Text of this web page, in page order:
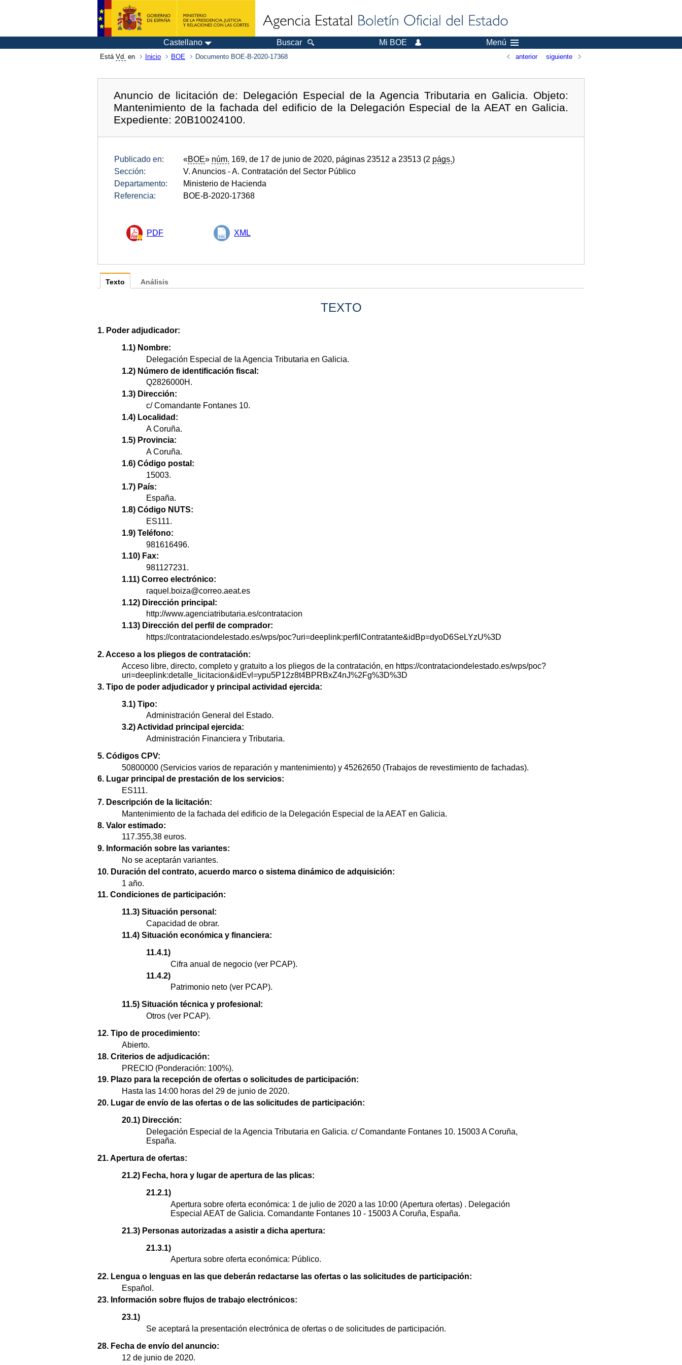
Castellano Buscar Mi BOE Menú
Está Vd. en Inicio BOE Documento BOE-B-2020-17368 anterior siguiente
Anuncio de licitación de: Delegación Especial de la Agencia Tributaria en Galicia. Objeto:
Mantenimiento de la fachada del edificio de la Delegación Especial de la AEAT en Galicia.
Expediente: 20B10024100.
Publicado en: «BOE» núm. 169, de 17 de junio de 2020, páginas 23512 a 23513 (2 págs.)
Sección:
V. Anuncios - A. Contratación del Sector Público
Departamento:
Ministerio de Hacienda
Referencia:
BOE-B-2020-17368
PDF XML
Texto
TEXTO
1. Poder adjudicador:
1.1) Nombre:
Delegación Especial de la Agencia Tributaria en Galicia.
1.2) Número de identificación fiscal:
Q2826000H.
1.3) Dirección:
c/ Comandante Fontanes 10.
1.4) Localidad:
A Coruña.
1.5) Provincia:
A Coruña.
1.6) Código postal:
15003.
1.7) País:
España.
1.8) Código NUTS:
ES111.
1.9) Teléfono:
981616496.
1.10) Fax:
981127231.
1.11) Correo electrónico:
raquel.boiza@correo.aeat.es
1.12) Dirección principal:
http://www.agenciatributaria.es/contratacion
1.13) Dirección del perfil de comprador:
https://contrataciondelestado.es/wps/poc?uri=deeplink:perfilContratante&idBp=dyoD6SeLYzU%3D
2. Acceso a los pliegos de contratación:
Acceso libre, directo, completo y gratuito a los pliegos de la contratación, en https://contrataciondelestado.es/wps/poc?
uri=deeplink:detalle_licitacion&idEvl=ypu5P12z8t4BPRBxZ4nJ%2Fg%3D%3D
3. Tipo de poder adjudicador y principal actividad ejercida:
3.1) Tipo:
Administración General del Estado.
3.2) Actividad principal ejercida:
Administración Financiera y Tributaria.
5. Códigos CPV:
50800000 (Servicios varios de reparación y mantenimiento) y 45262650 (Trabajos de revestimiento de fachadas).
6. Lugar principal de prestación de los servicios:
ES111.
7. Descripción de la licitación:
Mantenimiento de la fachada del edificio de la Delegación Especial de la AEAT en Galicia.
8. Valor estimado:
117.355,38 euros.
9. Información sobre las variantes:
No se aceptarán variantes.
10. Duración del contrato, acuerdo marco o sistema dinámico de adquisición:
1 año.
11. Condiciones de participación:
11.3) Situación personal:
Capacidad de obrar.
11.4) Situación económica y financiera:
11.4.1)
Cifra anual de negocio (ver PCAP).
11.4.2)
Patrimonio neto (ver PCAP).
11.5) Situación técnica y profesional:
Otros (ver PCAP).
12. Tipo de procedimiento:
Abierto.
18. Criterios de adjudicación:
PRECIO (Ponderación: 100%).
19. Plazo para la recepción de ofertas o solicitudes de participación:
Hasta las 14:00 horas del 29 de junio de 2020.
20. Lugar de envío de las ofertas o de las solicitudes de participación:
20.1) Dirección:
Delegación Especial de la Agencia Tributaria en Galicia. c/ Comandante Fontanes 10. 15003 A Coruña,
España.
21. Apertura de ofertas:
21.2) Fecha, hora y lugar de apertura de las plicas:
21.2.1)
Apertura sobre oferta económica: 1 de julio de 2020 a las 10:00 (Apertura ofertas) . Delegación
Especial AEAT de Galicia. Comandante Fontanes 10 - 15003 A Coruña, España.
21.3) Personas autorizadas a asistir a dicha apertura:
21.3.1)
Apertura sobre oferta económica: Público.
22. Lengua o lenguas en las que deberán redactarse las ofertas o las solicitudes de participación:
Español.
23. Información sobre flujos de trabajo electrónicos:
23.1)
Se aceptará la presentación electrónica de ofertas o de solicitudes de participación.
28. Fecha de envío del anuncio:
12 de junio de 2020.
Análisis